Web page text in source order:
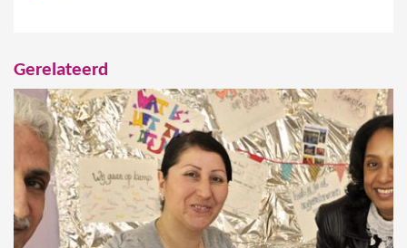
Gerelateerd